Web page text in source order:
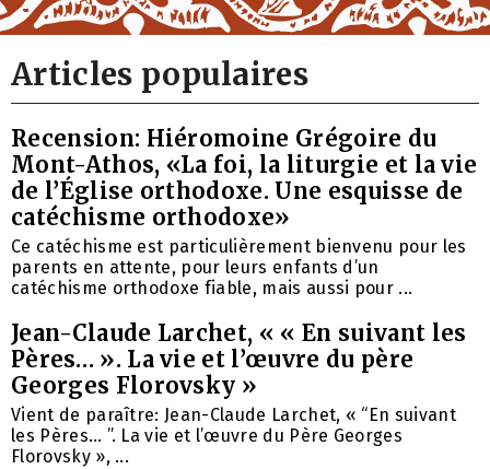
Articles populaires
Recension: Hiéromoine Grégoire du
Mont-Athos, «La foi, la liturgie et la vie
de l’Église orthodoxe. Une esquisse de
catéchisme orthodoxe»
Ce catéchisme est particulièrement bienvenu pour les
parents en attente, pour leurs enfants d’un
catéchisme orthodoxe fiable, mais aussi pour ...
Jean-Claude Larchet, « « En suivant les
Pères… ». La vie et l’œuvre du père
Georges Florovsky »
Vient de paraître: Jean-Claude Larchet, « “En suivant
les Pères… ”. La vie et l’œuvre du Père Georges
Florovsky », ...